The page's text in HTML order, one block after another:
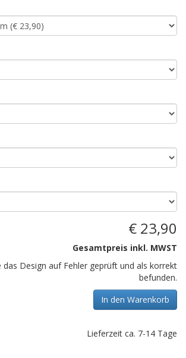
€ 23,90
Gesamtpreis inkl. MWST
das Design auf Fehler geprüft und als korrekt
befunden.
In den Warenkorb
Lieferzeit ca. 7-14 Tage